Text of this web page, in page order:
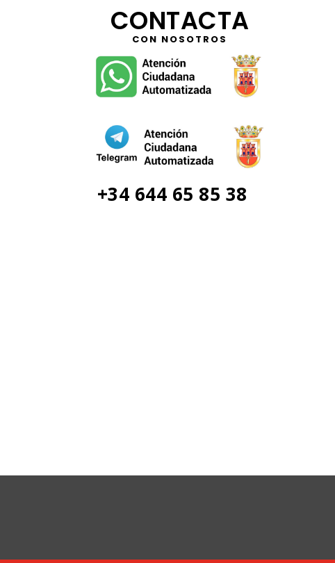
CONTACTA
CON NOSOTROS
+34 644 65 85 38